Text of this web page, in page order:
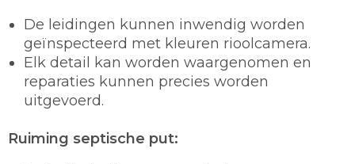
De leidingen kunnen inwendig worden
geïnspecteerd met kleuren rioolcamera.
Elk detail kan worden waargenomen en
reparaties kunnen precies worden
uitgevoerd.
Ruiming septische put: